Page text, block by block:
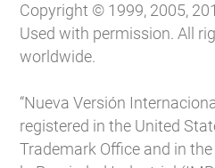
Copyright © 1999, 2005,
Used with permission. All
worldwide.
“Nueva Versión
registered in the United
Trademark Office and in